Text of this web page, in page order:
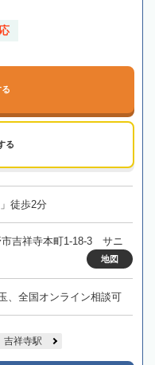
る
徒歩2分
吉祥寺本町1-18-3 サニ
地図
、全国オンライン相談可
吉祥寺駅